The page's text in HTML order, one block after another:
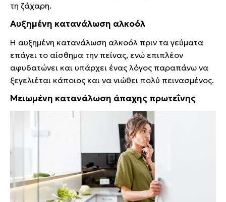
τη ζάχαρη.
Αυξημένη κατανάλωση αλκοόλ
Η αυξημένη κατανάλωση αλκοόλ πριν τα γεύματα
επάγει το αίσθημα την πείνας, ενώ επιπλέον
αφυδατώνει και υπάρχει ένας λόγος παραπάνω να
ξεγελιέται κάποιος και να νιώθει πολύ πεινασμένος.
Μειωμένη κατανάλωση άπαχης πρωτεΐνης